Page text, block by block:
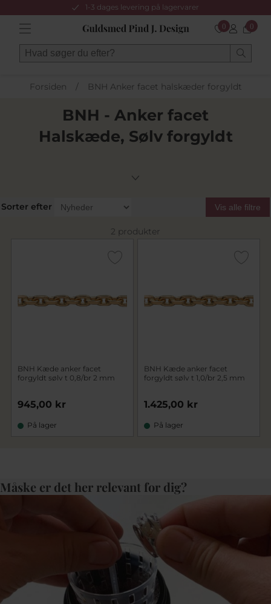
1-3 dages levering på lagervarer
0 0
Forsiden / BNH Anker facet halskæder forgyldt
BNH - Anker facet
Halskæde, Sølv forgyldt
Sorter efter Vis alle filtre
2 produkter
BNH Kæde anker facet
forgyldt sølv t 0,8/br 2 mm
945,00 kr
På lager
BNH Kæde anker facet
forgyldt sølv t 1,0/br 2,5 mm
1.425,00 kr
På lager
Måske er det her relevant for dig?